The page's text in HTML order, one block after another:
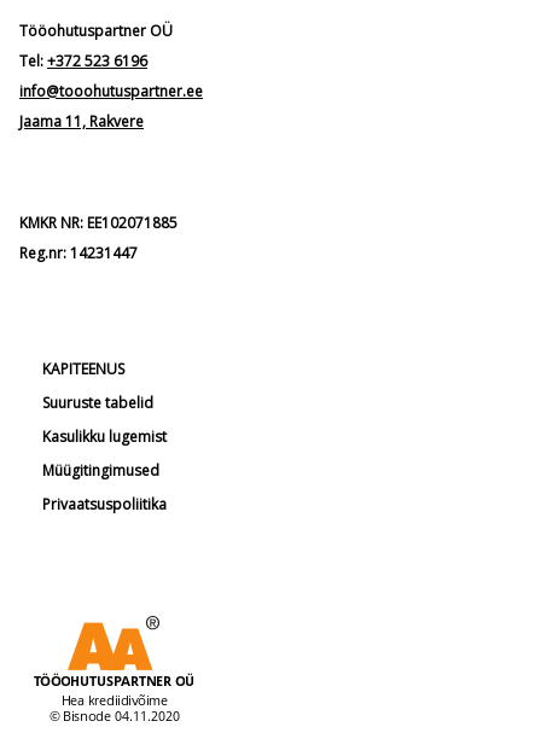
Tööohutuspartner OÜ
Tel:+372 523 6196
info@tooohutuspartner.ee
Jaama 11, Rakvere
KMKR NR: EE102071885
Reg.nr: 14231447
KAPITEENUS
Suuruste tabelid
Kasulikku lugemist
Müügitingimused
Privaatsuspoliitika